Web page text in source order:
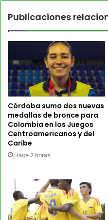
Publicaciones
Córdoba suma dos nuevas
medallas de bronce para
Colombia en los Juegos
Centroamericanos y del
Caribe
Hace 2 horas